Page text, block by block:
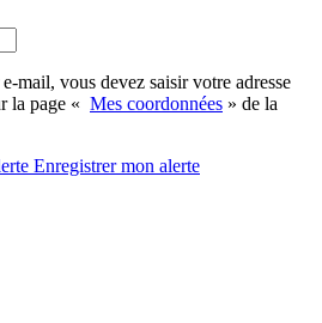
mail, vous devez saisir votre adresse
la page « Mes coordonnées » de la
Enregistrermon alerte